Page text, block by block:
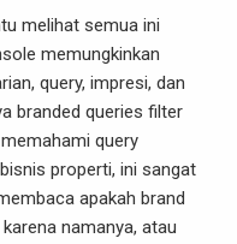
melihat semua ini
memungkinkan
query, impresi, dan
branded queries filter
query
properti, ini sangat
apakah brand
namanya, atau